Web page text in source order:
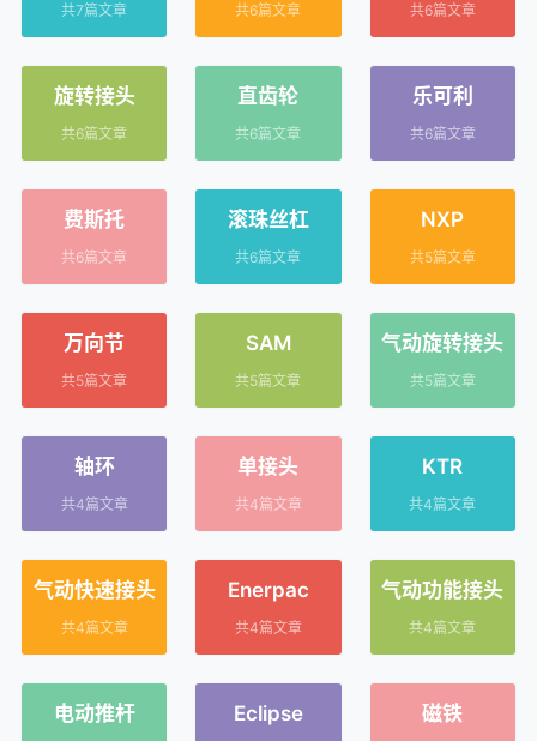
共7篇文章 共6篇文章 共6篇文章
旋转接头
共6篇文章
直齿轮
共6篇文章
乐可利
共6篇文章
费斯托
共6篇文章
滚珠丝杠
共6篇文章
NXP
共5篇文章
万向节
共5篇文章
SAM
共5篇文章
气动旋转接头
共5篇文章
轴环
共4篇文章
单接头
共4篇文章
KTR
共4篇文章
气动快速接头
共4篇文章
Enerpac
共4篇文章
气动功能接头
共4篇文章
电动推杆 Eclipse 磁铁